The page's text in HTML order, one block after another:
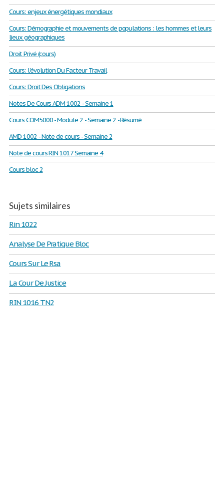
Cours: enjeux énergétiques mondiaux
Cours: Démographie et mouvements de populations : les hommes et leurs
lieux géographiques
Droit Privé (cours)
Cours: l'évolution Du Facteur Travail
Cours: Droit Des Obligations
Notes De Cours ADM 1002 - Semaine 1
Cours COM5000 - Module 2 - Semaine 2 - Résumé
AMD 1002 - Note de cours - Semaine 2
Note de cours RIN 1017 Semaine 4
Cours bloc 2
Sujets similaires
Rin 1022
Analyse De Pratique Bloc
Cours Sur Le Rsa
La Cour De Justice
RIN 1016 TN2